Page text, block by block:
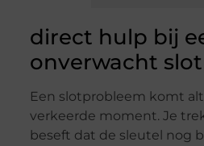
direct hulp bij
onverwacht
Een slotprobleem komt
verkeerde moment. Je
beseft dat de sleutel nog